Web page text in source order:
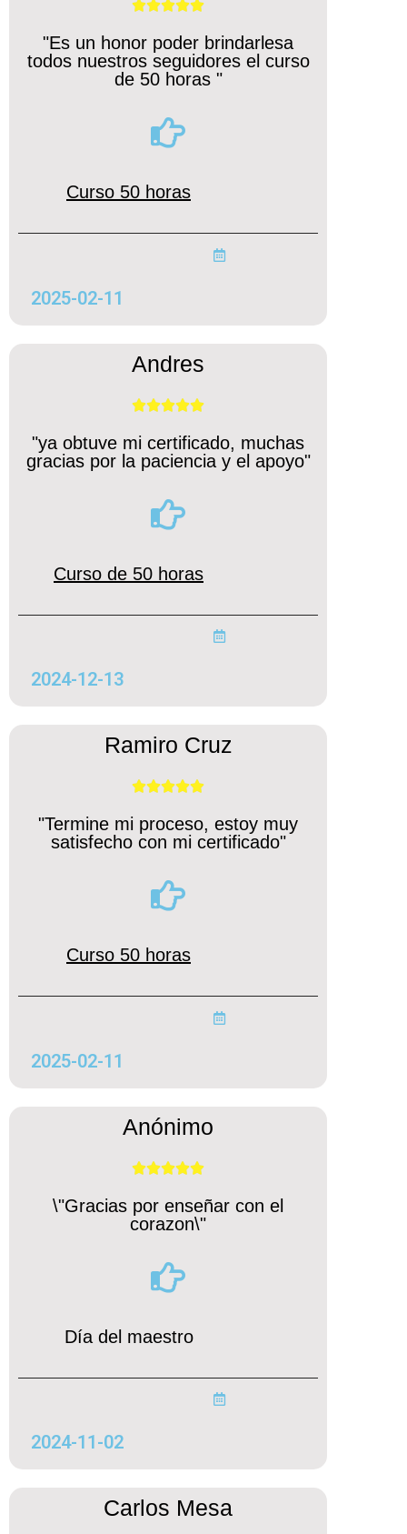

"Es un honor poder brindarlesa
todos nuestros seguidores el curso
de 50 horas "
Curso 50 horas
2025-02-11
Andres

"ya obtuve mi certificado, muchas
gracias por la paciencia y el apoyo"
Curso de 50 horas
2024-12-13
Ramiro Cruz

"Termine mi proceso, estoy muy
satisfecho con mi certificado"
Curso 50 horas
2025-02-11
Anónimo

\"Gracias por enseñar con el
corazon\"
Día del maestro
2024-11-02
Carlos Mesa